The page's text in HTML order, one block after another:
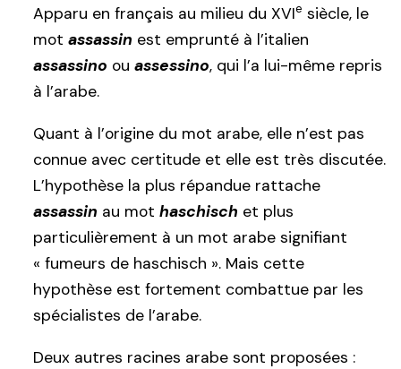
Apparu en français au milieu du XVIe siècle, le
mot assassin est emprunté à l’italien
assassino ou assessino, qui l’a lui-même repris
à l’arabe.
Quant à l’origine du mot arabe, elle n’est pas
connue avec certitude et elle est très discutée.
L’hypothèse la plus répandue rattache
assassin au mot haschisch et plus
particulièrement à un mot arabe signifiant
« fumeurs de haschisch ». Mais cette
hypothèse est fortement combattue par les
spécialistes de l’arabe.
Deux autres racines arabe sont proposées :